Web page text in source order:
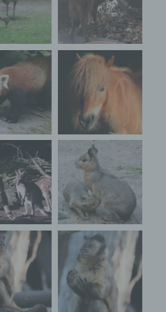
Daten und
jedem Aufruf der
Person oder ein
Reihe von
Diese
werden in
gespeichert. Erfasst
Browsertypen
zugreifenden System
(3) die Internetseite,
System auf unsere
Referrer), (4) die
ein zugreifendes
angesteuert
die Uhrzeit eines
(6) eine Internet-
(7) der Internet-
Systems und
und Informationen, die
von Angriffen auf
Systeme